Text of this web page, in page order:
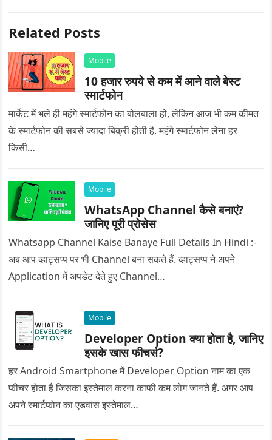
Related Posts
Mobile
10 हजार रुपये से कम में आने वाले बेस्ट
स्मार्टफोन
मार्केट में भले ही महंगे स्मार्टफोन का बोलबाला हो, लेकिन आज भी कम कीमत
के स्मार्टफोन की सबसे ज्यादा बिक्री होती है. महंगे स्मार्टफोन लेना हर
किसी…
Mobile
WhatsApp Channel कैसे बनाएं?
जानिए पूरी प्रोसेस
Whatsapp Channel Kaise Banaye Full Details In Hindi :-
अब आप व्हाट्सप्प पर भी Channel बना सकते हैं. व्हाट्सप्प ने अपने
Application में अपडेट देते हुए Channel…
Mobile
Developer Option क्या होता है, जानिए
इसके खास फीचर्स?
हर Android Smartphone में Developer Option नाम का एक
फीचर होता है जिसका इस्तेमाल करना काफी कम लोग जानते हैं. अगर आप
अपने स्मार्टफोन का एडवांस इस्तेमाल…